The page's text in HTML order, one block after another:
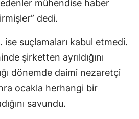
mühendise haber
dedi.
ise suçlamaları kabul etmedi.
şirketten ayrıldığını
dönemde daimi nezaretçi
ocakla herhangi bir
savundu.